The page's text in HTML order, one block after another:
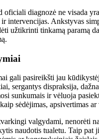
oficiali diagnozė ne visada
intervencijas. Ankstyvas
užtikrinti tinkamą paramą
gali pasireikšti jau
sergantys dispraksija,
sunkumais ir vėluoja
sėdėjimas, apsivertimas
valgydami, nenorėti
naudotis tualetu. Taip pat